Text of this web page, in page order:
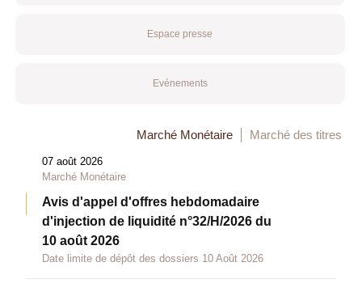
Espace presse
Evénements
Marché Monétaire Marché des titres
07 août 2026
Marché Monétaire
Avis d'appel d'offres hebdomadaire
d'injection de liquidité n°32/H/2026 du
10 août 2026
Date limite de dépôt des dossiers 10 Août 2026